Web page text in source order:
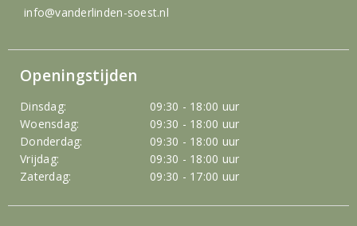
info@vanderlinden-soest.nl
Openingstijden
Dinsdag:
09:30 - 18:00 uur
Woensdag:
09:30 - 18:00 uur
Donderdag:
09:30 - 18:00 uur
Vrijdag:
09:30 - 18:00 uur
Zaterdag:
09:30 - 17:00 uur